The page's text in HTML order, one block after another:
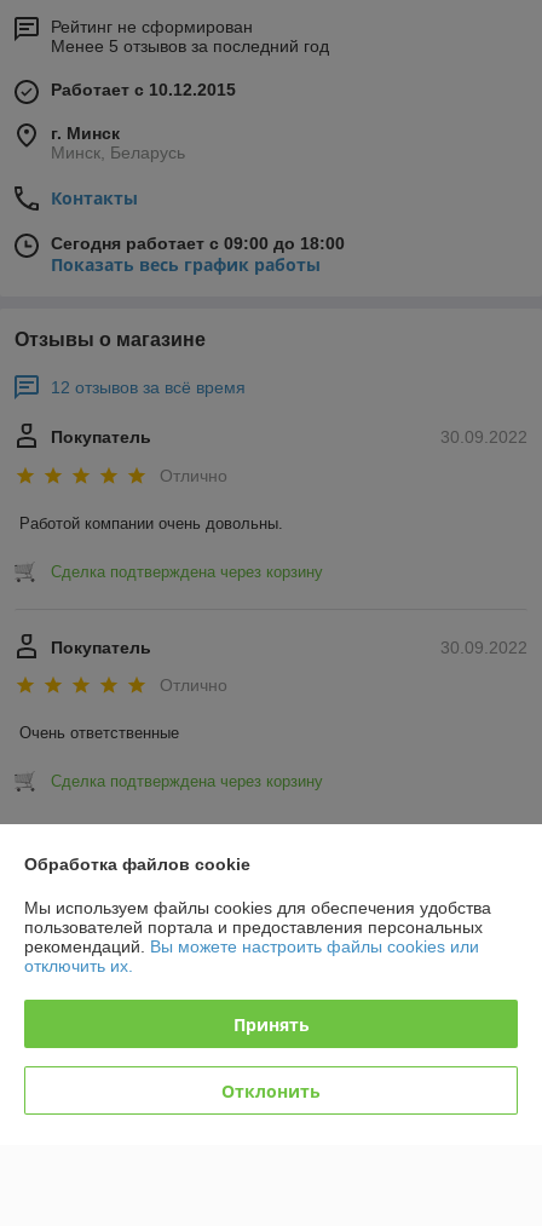
Рейтинг не сформирован
Менее 5 отзывов за последний год
Работает с 10.12.2015
г. Минск
Минск, Беларусь
Контакты
Сегодня работает с 09:00 до 18:00
Показать весь график работы
Отзывы о магазине
12 отзывов за всё время
30.09.2022
Покупатель
Отлично
Работой компании очень довольны.
Сделка подтверждена через корзину
30.09.2022
Покупатель
Отлично
Очень ответственные
Сделка подтверждена через корзину
О нас
Обработка файлов cookie
Мы используем файлы cookies для обеспечения удобства
пользователей портала и предоставления персональных
рекомендаций. Вы можете настроить файлы cookies или
отключить их.
Принять
Отклонить